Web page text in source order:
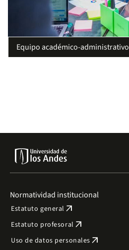
Equipo académico-administrativo
Normatividad institucional
Estatuto general arrow_outward
Estatuto profesoral arrow_outward
Uso de datos personales arrow_outward